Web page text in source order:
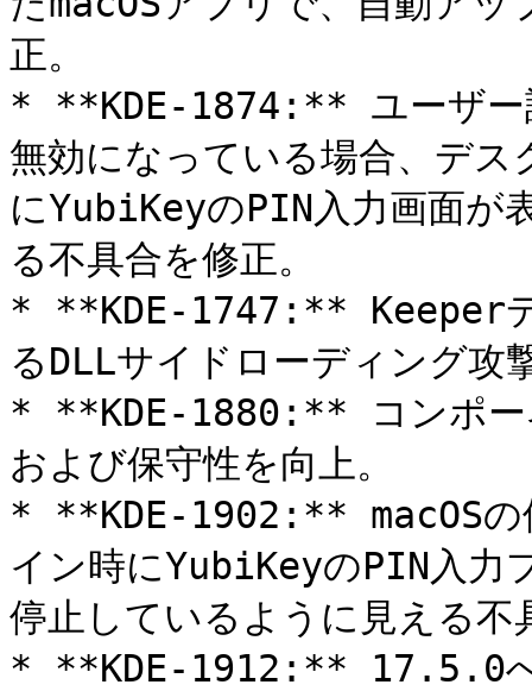
正。
* **KDE-1874:** ユーザー
無効になっている場合、デ
にYubiKeyのPIN入力画面が
る不具合を修正。
* **KDE-1747:** Keeperデ
るDLLサイドローディング攻
* **KDE-1880:** コンポー
および保守性を向上。
* **KDE-1902:** macOSの
イン時にYubiKeyのPIN入力
停止しているように見える不
* **KDE-1912:** 17.5.0へ